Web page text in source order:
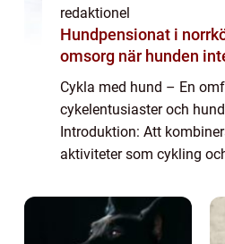
redaktionel
Hundpensionat i
omsorg när hunden
Cykla med hund – En
cykelentusiaster och
Introduktion: Att
aktiviteter som cykling
upplevelse både för dig
vän. I ...